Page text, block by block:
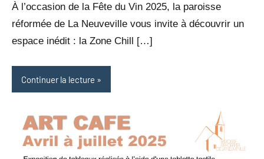
À l’occasion de la Fête du Vin 2025, la paroisse
réformée de La Neuveville vous invite à découvrir un
espace inédit : la Zone Chill […]
Continuer la lecture